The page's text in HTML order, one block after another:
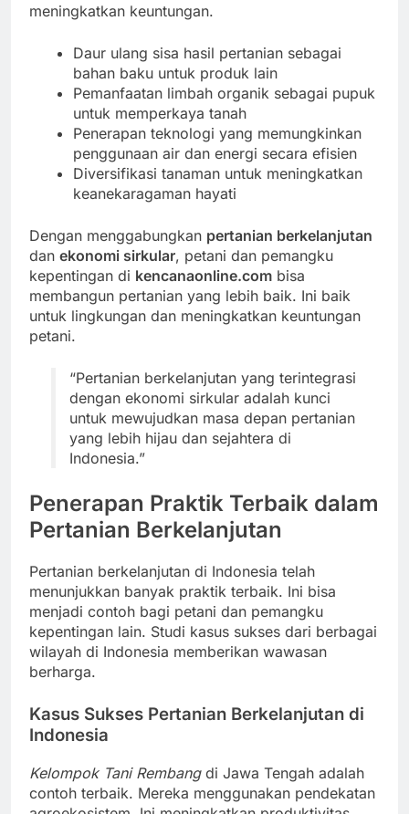
meningkatkan keuntungan.
Daur ulang sisa hasil pertanian sebagai
bahan baku untuk produk lain
Pemanfaatan limbah organik sebagai pupuk
untuk memperkaya tanah
Penerapan teknologi yang memungkinkan
penggunaan air dan energi secara efisien
Diversifikasi tanaman untuk meningkatkan
keanekaragaman hayati
Dengan menggabungkan pertanian berkelanjutan
dan ekonomi sirkular, petani dan pemangku
kepentingan di kencanaonline.com bisa
membangun pertanian yang lebih baik. Ini baik
untuk lingkungan dan meningkatkan keuntungan
petani.
“Pertanian berkelanjutan yang terintegrasi
dengan ekonomi sirkular adalah kunci
untuk mewujudkan masa depan pertanian
yang lebih hijau dan sejahtera di
Indonesia.”
Penerapan Praktik Terbaik dalam
Pertanian Berkelanjutan
Pertanian berkelanjutan di Indonesia telah
menunjukkan banyak praktik terbaik. Ini bisa
menjadi contoh bagi petani dan pemangku
kepentingan lain. Studi kasus sukses dari berbagai
wilayah di Indonesia memberikan wawasan
berharga.
Kasus Sukses Pertanian Berkelanjutan di
Indonesia
Kelompok Tani Rembangdi Jawa Tengah adalah
contoh terbaik. Mereka menggunakan pendekatan